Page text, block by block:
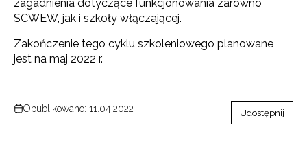
zagadnienia dotyczące funkcjonowania zarówno
SCWEW, jak i szkoły włączającej.
Zakończenie tego cyklu szkoleniowego planowane
jest na maj 2022 r.
Opublikowano: 11.04.2022 Udostępnij